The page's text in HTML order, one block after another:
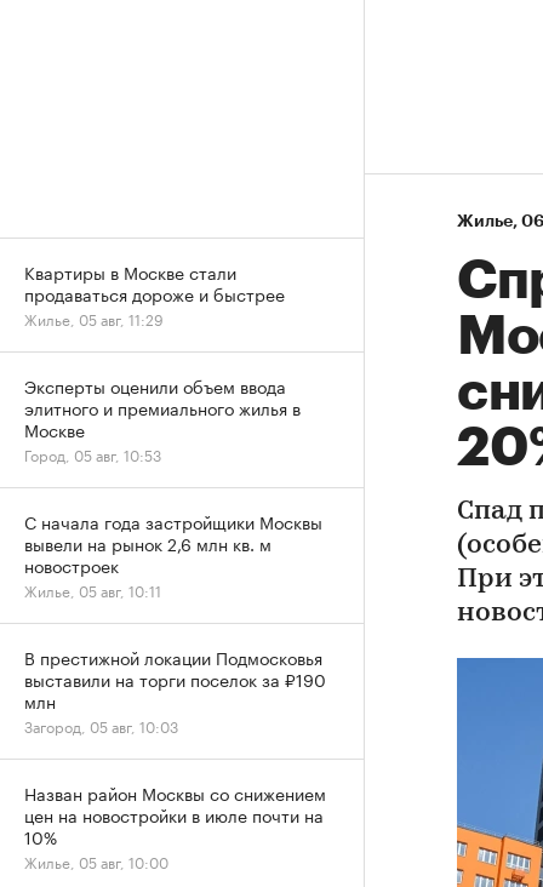
Жилье⁠,
Спад
При
Квартиры в Москве стали
продаваться дороже и быстрее
Жилье, 05 авг, 11:29
Эксперты оценили объем ввода
элитного и премиального жилья в
Москве
Город, 05 авг, 10:53
С начала года застройщики Москвы
вывели на рынок 2,6 млн кв. м
новостроек
Жилье, 05 авг, 10:11
В престижной локации Подмосковья
выставили на торги поселок за ₽190
млн
Загород, 05 авг, 10:03
Назван район Москвы со снижением
цен на новостройки в июле почти на
10%
Жилье, 05 авг, 10:00